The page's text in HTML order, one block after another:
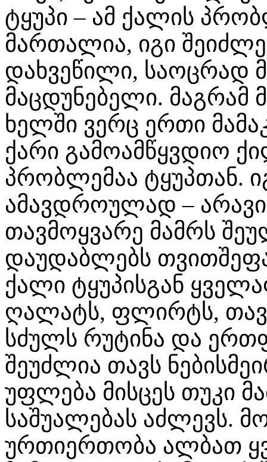
ტყუპი – ამ ქალის
მართალია, იგი
დახვეწილი, საოცრად
მაცდუნებელი. მაგრამ
ხელში ვერც ერთი
ქარი გამოამწყვდიო
პრობლემაა ტყუპთან.
ამავდროულად –
თავმოყვარე მამრს
დაუდაბლებს
ქალი ტყუპისგან
ღალატს, ფლირტს,
სძულს რუტინა და
შეუძლია თავს
უფლება მისცეს თუკი
საშუალებას აძლევს.
ურთიერთობა ალბათ